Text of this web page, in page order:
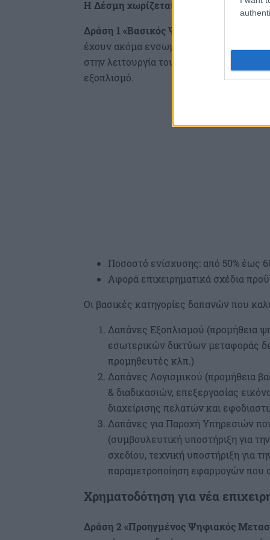
Η Δέσμη χωρίζεται σε τρεις Δράσεις:
Δράση 1 «Βασικός Ψηφιακός
έχουν ακόμα ενσωματώσει σημαντικές
στην λειτουργία τους και στοχεύουν
εξοπλισμό.
Ποσοστό ενίσχυσης: από 50% έως
Αφορά επιχειρηματικά σχέδια
Οι βασικές κατηγορίες δαπανών που
Δαπάνες Εξοπλισμού (προμήθεια
εσωτερικών δικτύων μεταφοράς
προμηθευτές κλπ.)
Δαπάνες Λογισμικού (προμήθεια
& διαδικασιών, επεξεργασίας
διαχείρισης πελατών και
Δαπάνες για Παροχή Υπηρεσιών
(συμβουλευτική υποστήριξη για
σχεδίου, τεχνική υποστήριξη για
παραμετροποίηση εφαρμογών που
Χρηματοδότηση για νέα
Δράση 2 «Προηγμένος Ψηφιακός